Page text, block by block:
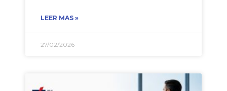
LEER MAS »
27/02/2026